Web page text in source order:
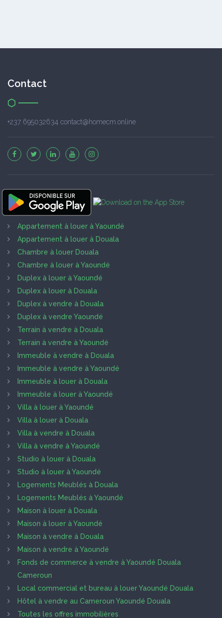
Contact
+237 695032634 contact@homecm.online
Appartement à louer à Yaoundé
Appartement à louer à Douala
Chambre à louer Douala
Chambre à louer à Yaoundé
Duplex à louer à Yaoundé
Duplex à louer à Douala
Duplex à vendre à Douala
Duplex à vendre Yaoundé
Terrain à vendre à Douala
Terrain à vendre à Yaoundé
Immeuble à vendre à Douala
Immeuble à vendre à Yaoundé
Immeuble à louer à Douala
Immeuble à louer à Yaoundé
Villa à louer à Yaoundé
Villa à louer à Douala
Villa à vendre à Douala
Villa à vendre à Yaoundé
Studio à louer à Douala
Studio à louer à Yaoundé
Logements Meublés à Douala
Logements Meublés à Yaoundé
Maison à louer à Douala
Maison à louer à Yaoundé
Maison à vendre à Douala
Maison à vendre à Yaoundé
Fonds de commerce à vendre à Yaoundé Douala
Cameroun
Local commercial et bureau à louer Yaoundé Douala
Hôtel à vendre au Cameroun Yaoundé Douala
Toutes les offres immobilières